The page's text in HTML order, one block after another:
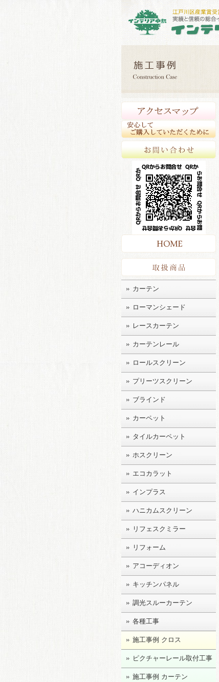
カーテン
ローマンシェード
レースカーテン
カーテンレール
ロールスクリーン
プリーツスクリーン
ブラインド
カーペット
タイルカーペット
ホスクリーン
エコカラット
インプラス
ハニカムスクリーン
リフェスクミラー
リフォーム
アコーディオン
キッチンパネル
調光スルーカーテン
各種工事
施工事例 クロス
ピクチャーレール取付工事
施工事例 カーテン